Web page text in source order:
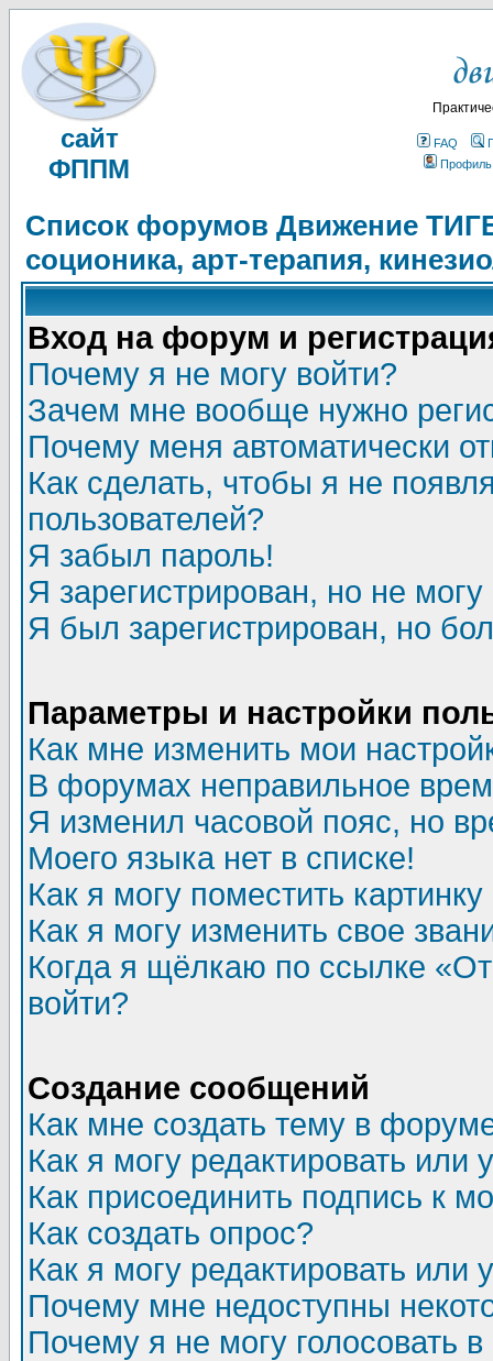
сайт
ФППМ
FAQ
Профиль
Список форумов Движение
соционика, арт-терапия,
Вход на форум и
Почему я не могу войти?
Зачем мне вообще нужно
Почему меня автоматически
Как сделать, чтобы я не
пользователей?
Я забыл пароль!
Я зарегистрирован, но не могу
Я был зарегистрирован, но
Параметры и настройки
Как мне изменить мои
В форумах неправильное
Я изменил часовой пояс, но
Моего языка нет в списке!
Как я могу поместить
Как я могу изменить свое
Когда я щёлкаю по ссылке
войти?
Создание сообщений
Как мне создать тему в
Как я могу редактировать или
Как присоединить подпись к
Как создать опрос?
Как я могу редактировать или
Почему мне недоступны
Почему я не могу голосовать